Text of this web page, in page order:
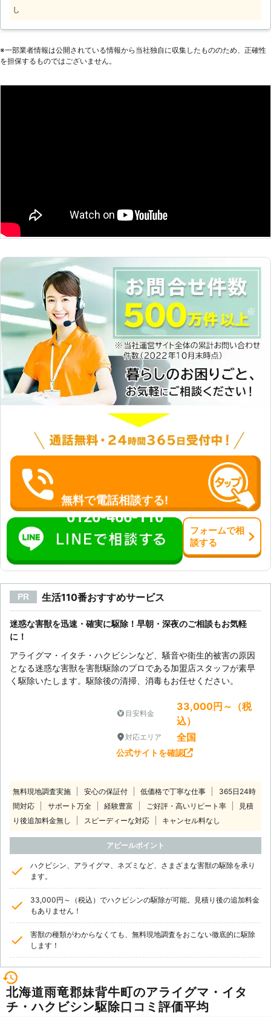
見積もりの段階で詳しく説明して金額
を相談いたします。
し
※⼀部業者情報は公開されている情報から当社独⾃に収集したもののため、正確性
を担保するものではございません。
無料で電話相談する!
0120-466-110
フォームで相
談する
PR 生活110番おすすめサービス
迷惑な害獣を迅速・確実に駆除！早朝・深夜のご相談もお気軽
に！
アライグマ・イタチ・ハクビシンなど、騒音や衛生的被害の原因
となる迷惑な害獣を害獣駆除のプロである加盟店スタッフが素早
く駆除いたします。駆除後の清掃、消毒もお任せください。
目安料金
33,000円～（税
込）
対応エリア 全国
公式サイトを確認
無料現地調査実施 安心の保証付 低価格で丁寧な仕事
365日24時
間対応
サポート万全 経験豊富 ご好評・高いリピート率
見積
り後追加料金無し
スピーディーな対応 キャンセル料なし
アピールポイント
ハクビシン、アライグマ、ネズミなど、さまざまな害獣の駆除を承り
ます。
33,000円～（税込）でハクビシンの駆除が可能。見積り後の追加料金
もありません！
害獣の種類がわからなくても、無料現地調査をおこない徹底的に駆除
します！
北海道雨竜郡妹背牛町のアライグマ・イタ
チ・ハクビシン駆除口コミ評価平均